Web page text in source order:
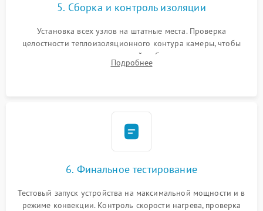
5. Сборка и контроль изоляции
Установка всех узлов на штатные места. Проверка
целостности теплоизоляционного контура камеры, чтобы
исключить перегрев кухонной мебели и потерю тепла.
Надежная фиксация клемм и сборка корпуса шкафа.
Подробнее
6. Финальное тестирование
Тестовый запуск устройства на максимальной мощности и в
режиме конвекции. Контроль скорости нагрева, проверка